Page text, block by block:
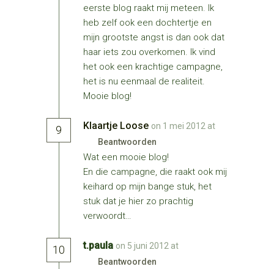
eerste blog raakt mij meteen. Ik
heb zelf ook een dochtertje en
mijn grootste angst is dan ook dat
haar iets zou overkomen. Ik vind
het ook een krachtige campagne,
het is nu eenmaal de realiteit.
Mooie blog!
9 Klaartje Loose on 1 mei 2012 at
Beantwoorden
Wat een mooie blog!
En die campagne, die raakt ook mij
keihard op mijn bange stuk, het
stuk dat je hier zo prachtig
verwoordt…
10 t.paula on 5 juni 2012 at
Beantwoorden